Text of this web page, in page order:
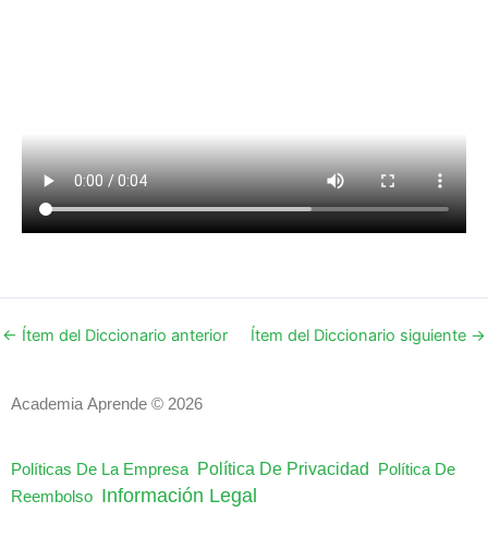
← Ítem del Diccionario anterior Ítem del Diccionario siguiente →
Academia Aprende © 2026
Políticas De La Empresa Política De Privacidad
Política De
Reembolso Información Legal